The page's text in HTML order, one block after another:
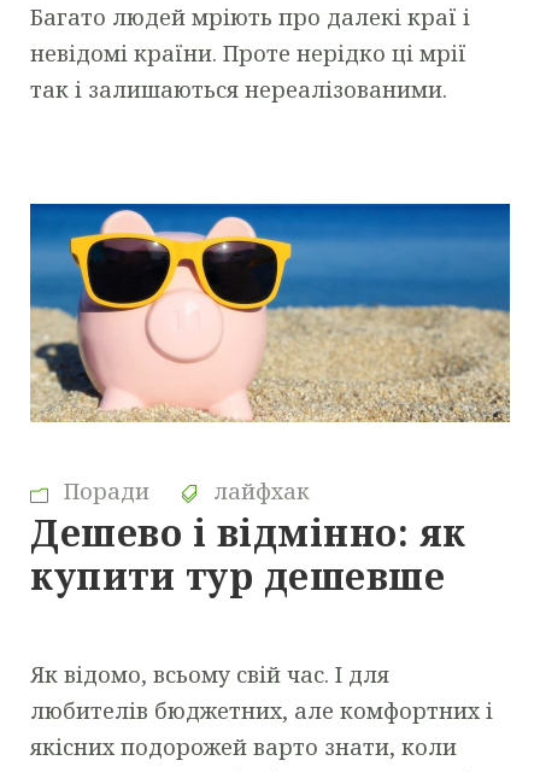
Багато людей мріють про далекі краї і
невідомі країни. Проте нерідко ці мрії
так і залишаються нереалізованими.
Поради лайфхак
Дешево і відмінно: як
купити тур дешевше
Як відомо, всьому свій час. І для
любителів бюджетних, але комфортних і
якісних подорожей варто знати, коли